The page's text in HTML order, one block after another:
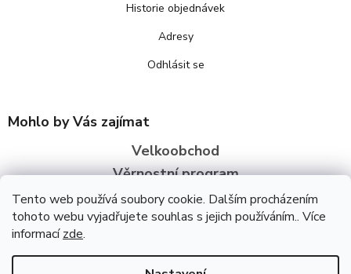
Tento web používá soubory cookie. Dalším procházením
tohoto webu vyjadřujete souhlas s jejich používáním.. Více
informacízde.
Historie objednávek
Adresy
Odhlásit se
Mohlo by Vás zajímat
Velkoobchod
Věrnostní program
O nás
Copyright 2026